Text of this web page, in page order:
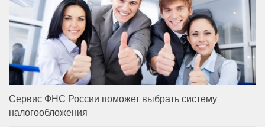
Сервис ФНС России поможет выбрать систему
налогообложения